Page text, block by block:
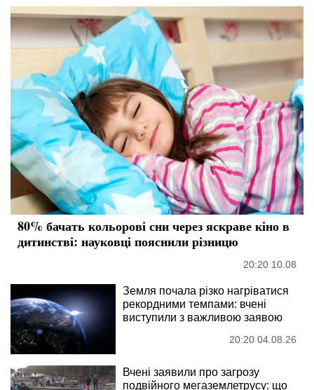
80% бачать кольорові сни через яскраве кіно в
дитинстві: науковці пояснили різницю
20:20 10.08
Земля почала різко нагріватися
рекордними темпами: вчені
виступили з важливою заявою
20:20 04.08.26
Вчені заявили про загрозу
подвійного мегаземлетрусу: що